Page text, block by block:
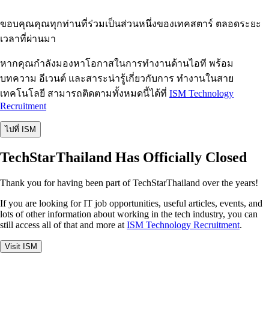
ขอบคุณคุณทุกท่านที่ร่วมเป็นส่วนหนึ่งของเทคสตาร์ ตลอดระยะ
เวลาที่ผ่านมา
หากคุณกำลังมองหาโอกาสในการทำงานด้านไอที พร้อม
บทความ อีเวนต์ และสาระน่ารู้เกี่ยวกับการ ทำงานในสาย
เทคโนโลยี สามารถติดตามทั้งหมดนี้ได้ที่ ISM Technology
Recruitment
ไปที่ ISM
TechStarThailand Has Officially Closed
Thank you for having been part of TechStarThailand over the years!
If you are looking for IT job opportunities, useful articles, events, and
lots of other information about working in the tech industry, you can
still access all of that and more at ISM Technology Recruitment.
Visit ISM